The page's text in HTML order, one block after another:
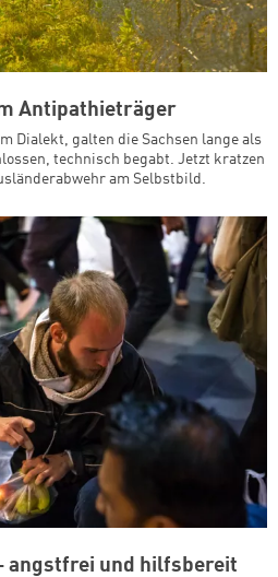
Antipathieträger
Dialekt, galten die Sachsen lange als
technisch begabt. Jetzt kratzen
am Selbstbild.
angstfrei und hilfsbereit